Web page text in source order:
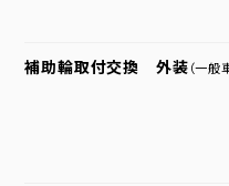
補助輪取付交換 外装 （一般